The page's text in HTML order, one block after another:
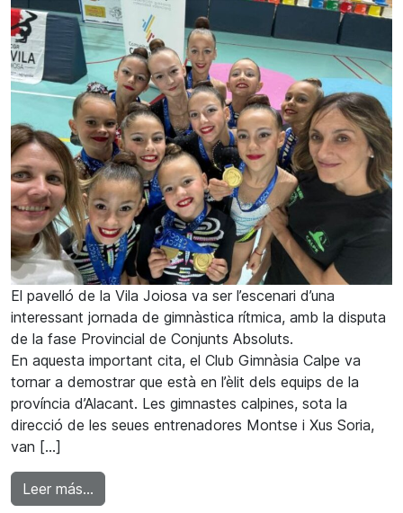
El pavelló de la Vila Joiosa va ser l’escenari d’una
interessant jornada de gimnàstica rítmica, amb la disputa
de la fase Provincial de Conjunts Absoluts.
En aquesta important cita, el Club Gimnàsia Calpe va
tornar a demostrar que està en l’èlit dels equips de la
província d’Alacant. Les gimnastes calpines, sota la
direcció de les seues entrenadores Montse i Xus Soria,
van […]
Leer más…